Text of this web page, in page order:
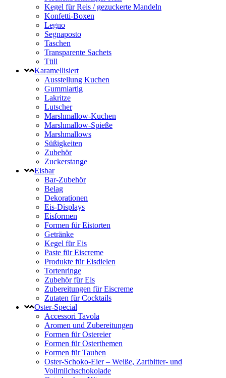
Kegel für Reis / gezuckerte Mandeln
Konfetti-Boxen
Legno
Segnaposto
Taschen
Transparente Sachets
Tüll
Karamellisiert
Ausstellung Kuchen
Gummiartig
Lakritze
Lutscher
Marshmallow-Kuchen
Marshmallow-Spieße
Marshmallows
Süßigkeiten
Zubehör
Zuckerstange
Eisbar
Bar-Zubehör
Belag
Dekorationen
Eis-Displays
Eisformen
Formen für Eistorten
Getränke
Kegel für Eis
Paste für Eiscreme
Produkte für Eisdielen
Tortenringe
Zubehör für Eis
Zubereitungen für Eiscreme
Zutaten für Cocktails
Oster-Special
Accessori Tavola
Aromen und Zubereitungen
Formen für Ostereier
Formen für Osterthemen
Formen für Tauben
Oster-Schoko-Eier – Weiße, Zartbitter- und
Vollmilchschokolade